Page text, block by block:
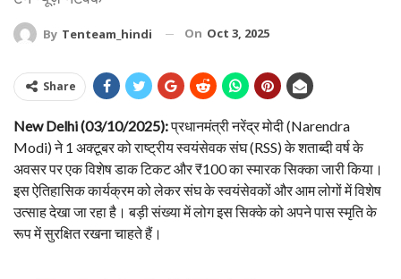
By Tenteam_hindi On Oct 3, 2025
Share
New Delhi (03/10/2025):प्रधानमंत्री नरेंद्र मोदी (Narendra
Modi) ने 1 अक्टूबर को राष्ट्रीय स्वयंसेवक संघ (RSS) के शताब्दी वर्ष के
अवसर पर एक विशेष डाक टिकट और ₹100 का स्मारक सिक्का जारी किया।
इस ऐतिहासिक कार्यक्रम को लेकर संघ के स्वयंसेवकों और आम लोगों में विशेष
उत्साह देखा जा रहा है। बड़ी संख्या में लोग इस सिक्के को अपने पास स्मृति के
रूप में सुरक्षित रखना चाहते हैं।